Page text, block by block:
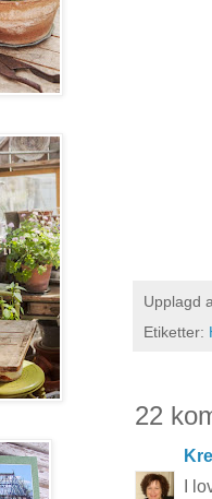
Upplagd
Etiketter:
22
I